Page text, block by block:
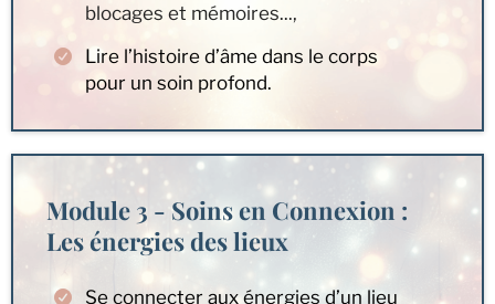
blocages et mémoires...,
Lire l’histoire d’âme dans le corps
pour un soin profond.
Module 3 - Soins en Connexion :
Les énergies des lieux
Se connecter aux énergies d’un lieu